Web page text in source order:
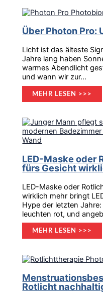
Über Photon Pro:
Licht ist das älteste
Jahre lang haben
warmes Abendlicht
und wann wir zur…
MEHR LESEN >>>
LED-Maske oder
fürs Gesicht
LED-Maske oder
wirklich mehr bringt
Hype der letzten
leuchten rot, und
MEHR LESEN >>>
Rotlicht